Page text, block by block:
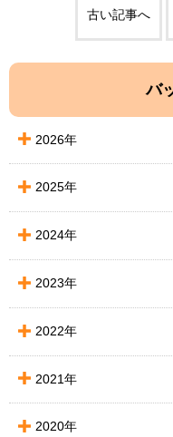
古い記事へ
バ
2026年
2025年
2024年
2023年
2022年
2021年
2020年